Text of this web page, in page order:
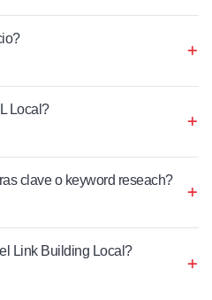
Local?
clave o keyword reseach?
Link Building Local?